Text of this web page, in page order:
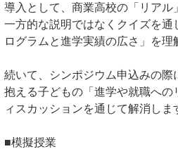
導入として、商業高校の「リアル
一方的な説明ではなくクイズを
ログラムと進学実績の広さ」を理
続いて、シンポジウム申込みの
抱える子どもの「進学や就職へ
ィスカッションを通じて解消しま
■模擬授業